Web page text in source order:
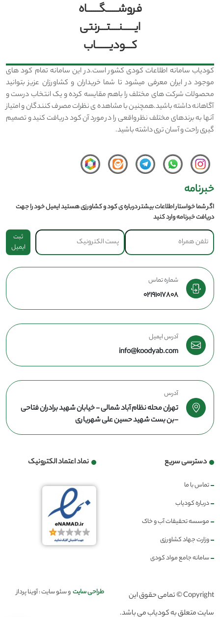
فروشــــــگــــــاه
ایــــــنــــتـــرنتی
کـــودیـــــــاب
کودیاب سامانه اطلاعات کودی کشور است.در این سامانه تمام کود های
موجود در ایران معرفی میشود تا شما خریداران و کشاورزان عزیز بتوانید
محصولات شرکت های مختلف را باهم مقایسه کرده و یک انتخاب درست و
آگاهانه داشته باشید.همچنین با مشاهده ی نظرات مصرف کنندگان و امتیاز
آنها به برندهای مختلف نظر واقعی را در مورد آن کود دریافت کنید و تصمیم
گیری راحت و آسان تری داشته باشید.
خبرنامه
اگر شما خواستار اطلاعات بیشتر درباره ی کود و کشاورزی هستید ایمیل خود را جهت
دریافت خبرنامه وارد کنید
ثبت
ایمیل
شماره تماس
02191017808
آدرس ایمیل
info@koodyab.com
آدرس
تهران محله نظام آباد شمالی - خیابان شهید برادران فتاحی
-بن بست شهید حسین علی شهریاری
دسترسی سریع
تماس با ما
درباره کودیاب
موسسه تحقیقات آب و خاک
وزارت جهاد کشاورزی
سامانه جامع مواد کودی
نماد اعتماد الکترونیک
Copyright © تمامی حقوق این
سایت متعلق به کودیاب می باشد.
طراحی سایتو سئو سایت : آوینا پرداز